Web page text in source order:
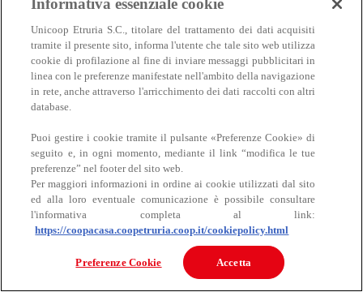
Carne
Carne
Bovino
Informativa essenziale cookie
Unicoop Etruria S.C., titolare del trattamento dei dati acquisiti
tramite il presente sito, informa l'utente che tale sito web utilizza
cookie di profilazione al fine di inviare messaggi pubblicitari in
linea con le preferenze manifestate nell'ambito della navigazione
in rete, anche attraverso l'arricchimento dei dati raccolti con altri
database.
Puoi gestire i cookie tramite il pulsante «Preferenze Cookie» di
seguito e, in ogni momento, mediante il link “modifica le tue
preferenze” nel footer del sito web.
Per maggiori informazioni in ordine ai cookie utilizzati dal sito
ed alla loro eventuale comunicazione è possibile consultare
l'informativa completa al link:
https://coopacasa.coopetruria.coop.it/cookiepolicy.html
Preferenze Cookie Accetta